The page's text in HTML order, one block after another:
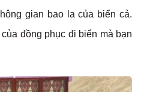
gian bao la của biển cả.
đồng phục đi biển mà bạn